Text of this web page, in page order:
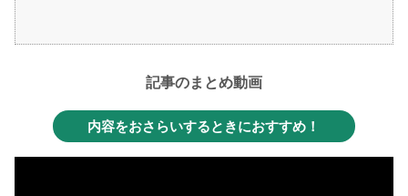
記事のまとめ動画
内容をおさらいするときにおすすめ！